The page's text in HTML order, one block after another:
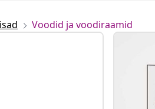
Voodid ja voodiraamid